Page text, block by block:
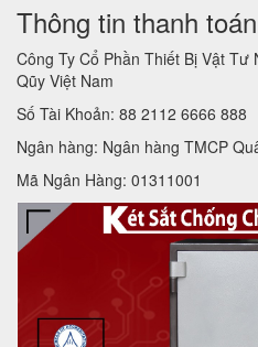
Thông tin thanh toán
Công Ty Cổ Phần Thiết Bị Vật Tư
Qũy Việt Nam
Số Tài Khoản: 88 2112 6666 888
Ngân hàng: Ngân hàng TMCP
Mã Ngân Hàng: 01311001